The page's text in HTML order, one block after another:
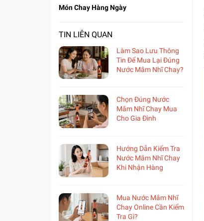
Món Chay Hàng Ngày
TIN LIÊN QUAN
Làm Sao Lưu Thông
Tin Để Mua Lại Đúng
Nước Mắm Nhĩ Chay?
Chọn Đúng Nước
Mắm Nhĩ Chay Mua
Cho Gia Đình
Hướng Dẫn Kiểm Tra
Nước Mắm Nhĩ Chay
Khi Nhận Hàng
Mua Nước Mắm Nhĩ
Chay Online Cần Kiểm
Tra Gì?